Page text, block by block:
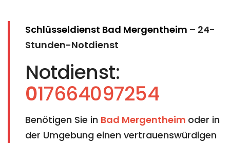
Schlüsseldienst Bad Mergentheim – 24-
Stunden-Notdienst
Notdienst:
017664097254
Benötigen Sie in Bad Mergentheim oder in
der Umgebung einen vertrauenswürdigen